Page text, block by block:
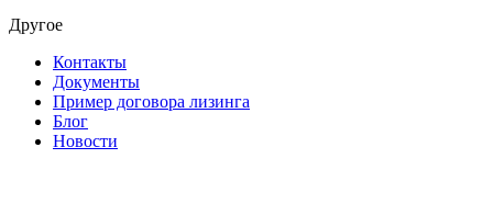
Другое
Контакты
Документы
Пример договора лизинга
Блог
Новости